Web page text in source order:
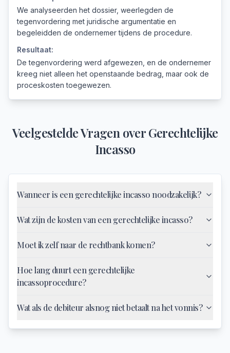
We analyseerden het dossier, weerlegden de
tegenvordering met juridische argumentatie en
begeleidden de ondernemer tijdens de procedure.
Resultaat:
De tegenvordering werd afgewezen, en de ondernemer
kreeg niet alleen het openstaande bedrag, maar ook de
proceskosten toegewezen.
Veelgestelde Vragen overGerechtelijke
Incasso
Wanneer is een gerechtelijke incasso noodzakelijk?
Wat zijn de kosten van een gerechtelijke incasso?
Moet ik zelf naar de rechtbank komen?
Hoe lang duurt een gerechtelijke
incassoprocedure?
Wat als de debiteur alsnog niet betaalt na het vonnis?